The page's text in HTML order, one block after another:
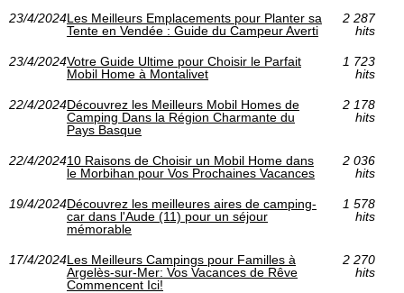
23/4/2024Les Meilleurs Emplacements pour Planter sa
Tente en Vendée : Guide du Campeur Averti
2 287
hits
23/4/2024Votre Guide Ultime pour Choisir le Parfait
Mobil Home à Montalivet
1 723
hits
22/4/2024Découvrez les Meilleurs Mobil Homes de
Camping Dans la Région Charmante du
Pays Basque
2 178
hits
22/4/202410 Raisons de Choisir un Mobil Home dans
le Morbihan pour Vos Prochaines Vacances
2 036
hits
19/4/2024Découvrez les meilleures aires de camping-
car dans l'Aude (11) pour un séjour
mémorable
1 578
hits
17/4/2024Les Meilleurs Campings pour Familles à
Argelès-sur-Mer: Vos Vacances de Rêve
Commencent Ici!
2 270
hits